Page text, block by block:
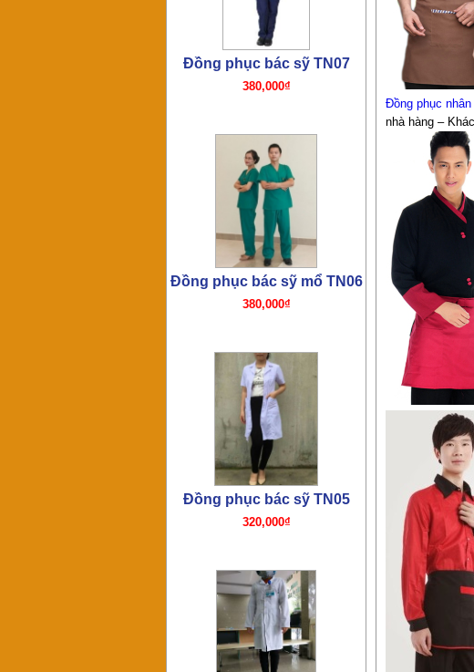
Đồng phục
nhà hàng –
380,000₫
Đồng phục bác sỹ TN05
320,000₫
Đồng phục bác sỹ – y tá
TN04
280,000₫
Đồng phục quần y tá bác sỹ
TN03